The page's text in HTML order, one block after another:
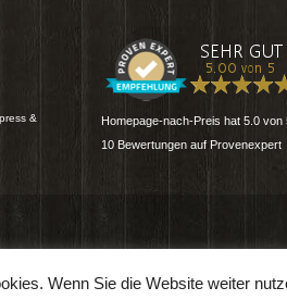
27. April 2024
HNP WIN SHORTCODE
REVOLUTION ...
26. April 2024
Wenn Sie die Website weiter